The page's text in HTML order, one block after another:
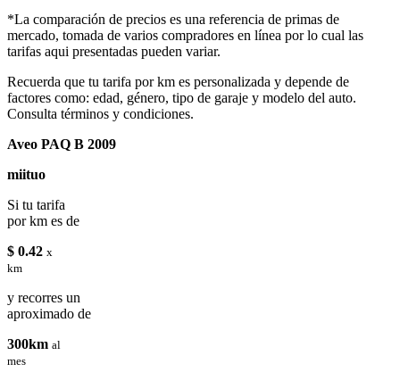
*La comparación de precios es una referencia de primas de
mercado, tomada de varios compradores en línea por lo cual las
tarifas aqui presentadas pueden variar.
Recuerda que tu tarifa por km es personalizada y depende de
factores como: edad, género, tipo de garaje y modelo del auto.
Consulta términos y condiciones.
Aveo PAQ B 2009
miituo
Si tu tarifa
por km es de
$ 0.42 x
km
y recorres un
aproximado de
300km al
mes